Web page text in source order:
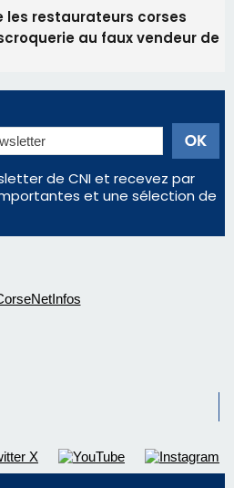
les restaurateurs corses
au faux vendeur de
de CNI et recevez par
et une sélection de